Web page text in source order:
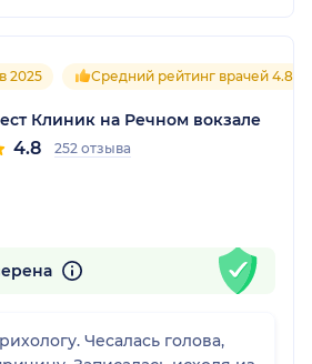
2025 Средний рейтинг врачей 4.8
Клиник на Речном вокзале
4.8 252 отзыва
Чесалась голова,